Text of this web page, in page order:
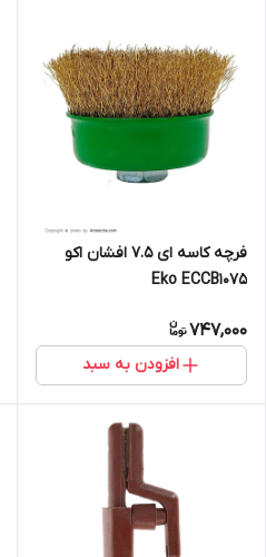
فرچه کاسه ای 7.5 افشان اکو
Eko ECCB1075
747,000
افزودن به سبد